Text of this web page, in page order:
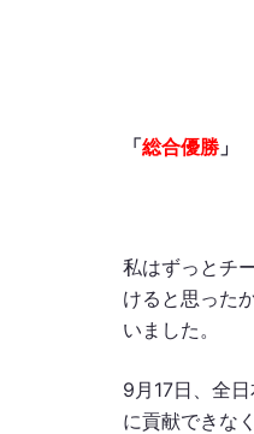
「総合優勝 」
私はずっとチ
けると思った
いました。
9月17日、全
に貢献できな